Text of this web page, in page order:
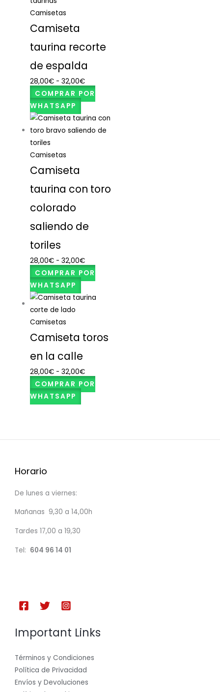
Camisetas
Camiseta
taurina recorte
de espalda
28,00€ - 32,00€
COMPRAR POR
WHATSAPP
Camisetas
Camiseta
taurina con toro
colorado
saliendo de
toriles
28,00€ - 32,00€
COMPRAR POR
WHATSAPP
Camisetas
Camiseta toros
en la calle
28,00€ - 32,00€
COMPRAR POR
WHATSAPP
Horario
De lunes a viernes:
Mañanas 9,30 a 14,00h
Tardes 17,00 a 19,30
Tel: 604 96 14 01
Important Links
Términos y Condiciones
Política de Privacidad
Envíos y Devoluciones